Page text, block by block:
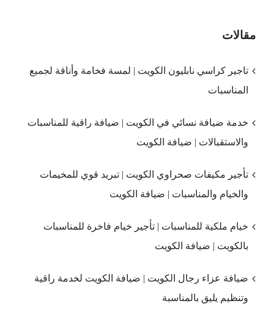
مقالات
تاجير كراسي نابليون الكويت | لمسة فخامة وأناقة لجميع
المناسبات
خدمة ضيافة نسائي في الكويت | ضيافة راقية للمناسبات
والاستقبالات | ضيافة الكويت
تأجير مكيفات صحراوي الكويت | تبريد قوي للمخيمات
والخيام والمناسبات | ضيافة الكويت
خيام ملكية للمناسبات | تأجير خيام فاخرة للمناسبات
بالكويت | ضيافة الكويت
ضيافة عزاء رجال الكويت | ضيافة الكويت لخدمة راقية
وتنظيم يليق بالمناسبة